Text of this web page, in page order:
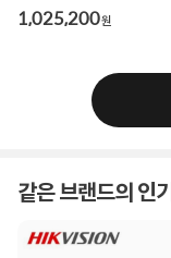
1,025,200원
같은 브랜드의 인